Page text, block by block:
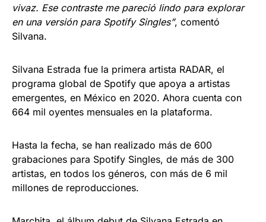
vivaz. Ese contraste me pareció lindo para explorar
en una versión para Spotify Singles”, comentó
Silvana.
Silvana Estrada fue la primera artista RADAR, el
programa global de Spotify que apoya a artistas
emergentes, en México en 2020. Ahora cuenta con
664 mil oyentes mensuales en la plataforma.
Hasta la fecha, se han realizado más de 600
grabaciones para Spotify Singles, de más de 300
artistas, en todos los géneros, con más de 6 mil
millones de reproducciones.